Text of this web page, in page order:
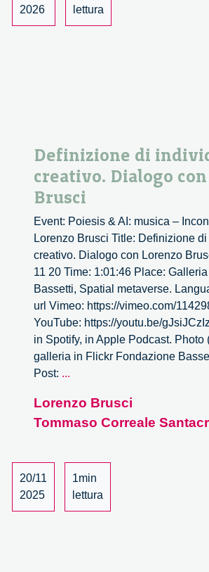
2026
lettura
Definizione di
creativo. Dialogo
Brusci
Event: Poiesis & AI: musica –
Lorenzo Brusci Title: Definizione
creativo. Dialogo con Lorenzo
11 20 Time: 1:01:46 Place:
Bassetti, Spatial metaverse.
url Vimeo: https://vimeo.com/
YouTube: https://youtu.be/
in Spotify, in Apple Podcast. Photo
galleria in Flickr Fondazione
Post: ...
individuo
creativo.
Lorenzo
Brusci
Lorenzo Brusci
Tommaso Correale
20/11
2025
1min
lettura